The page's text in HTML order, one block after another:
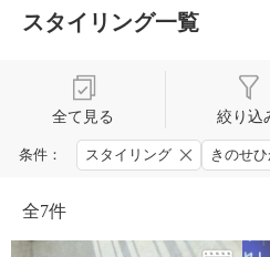
スタイリング一覧
全て見る 絞り込
条件： スタイリング きのせ
全7件